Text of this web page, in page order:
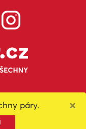
Uveďte původ-
Mezinárodní License
páry.
×